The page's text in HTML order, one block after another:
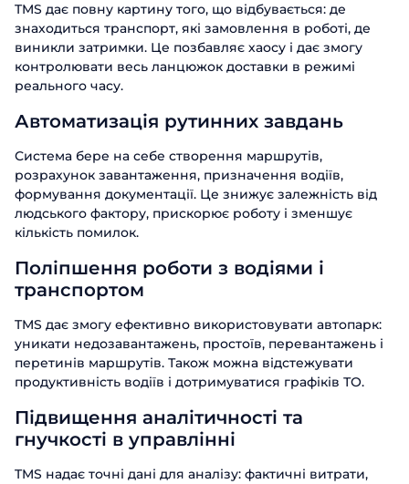
TMS дає повну картину того, що відбувається: де
знаходиться транспорт, які замовлення в роботі, де
виникли затримки. Це позбавляє хаосу і дає змогу
контролювати весь ланцюжок доставки в режимі
реального часу.
Автоматизація рутинних завдань
Система бере на себе створення маршрутів,
розрахунок завантаження, призначення водіїв,
формування документації. Це знижує залежність від
людського фактору, прискорює роботу і зменшує
кількість помилок.
Поліпшення роботи з водіями і
транспортом
TMS дає змогу ефективно використовувати автопарк:
уникати недозавантажень, простоїв, перевантажень і
перетинів маршрутів. Також можна відстежувати
продуктивність водіїв і дотримуватися графіків ТО.
Підвищення аналітичності та
гнучкості в управлінні
TMS надає точні дані для аналізу: фактичні витрати,